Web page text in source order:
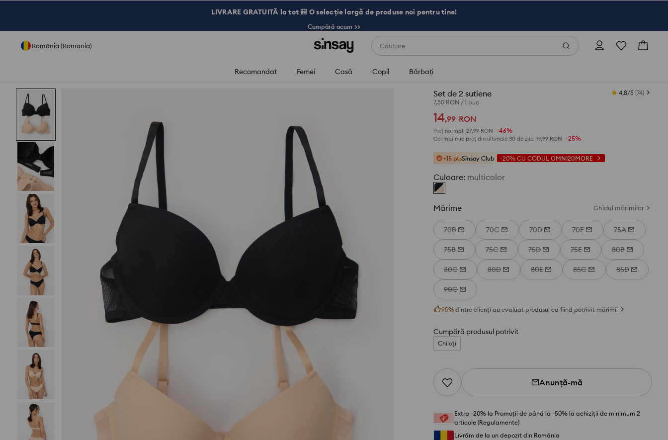
LIVRARE GRATUITĂ la tot 🎒 O selecție largă de produse noi pentru tine!
Cumpără acum >>
România (Romania) Căutare
Recomandat Femei Casă Copil Bărbaţi
Set de 2 sutiene
7,50 RON /1 buc
4,8/5 (74)
14,99 RON
Preț normal 27,99 RON -46%
Cel mai mic preț din ultimele 30 de zile 19,99 RON -25%
+15 ptsSinsay Club -20% CU CODUL OMNI20MORE
Culoare: multicolor
Mărime Ghidul mărimilor
70B 70C 70D 70E 75A
75B 75C 75D 75E 80B
80C 80D 80E 85C 85D
90C
95%dintre clienți au evaluat produsul ca fiind potrivit mărimii
Cumpără produsul potrivit
Chiloți
Anunță-mă
Extra -20% la Promoții de până la -50% la achiziții de minimum 2
articole (Regulamente)
Livrăm de la un depozit din România